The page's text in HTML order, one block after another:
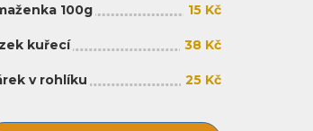
100g 15 Kč
kuřecí 38 Kč
v rohlíku 25 Kč